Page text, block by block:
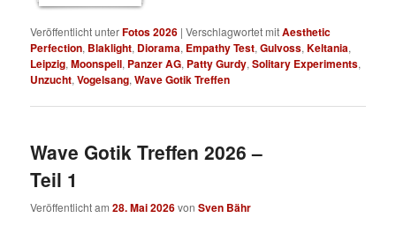
Veröffentlicht unterFotos 2026 |Verschlagwortet mitAesthetic
Perfection, Blaklight, Diorama, Empathy Test,Gulvoss,Keltania,
Leipzig,Moonspell, Panzer AG, Patty Gurdy,Solitary Experiments,
Unzucht,Vogelsang,Wave Gotik Treffen
Wave Gotik Treffen 2026 –
Teil 1
Veröffentlicht am28. Mai 2026vonSven Bähr